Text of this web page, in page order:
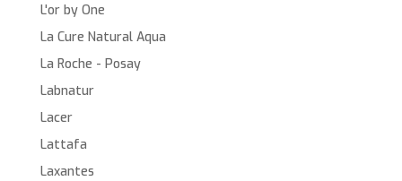
L'or by One
La Cure Natural Aqua
La Roche - Posay
Labnatur
Lacer
Lattafa
Laxantes